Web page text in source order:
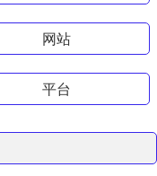
网站
平台